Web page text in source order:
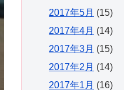
2017年5月 (15)
2017年4月 (14)
2017年3月 (15)
2017年2月 (14)
2017年1月 (16)